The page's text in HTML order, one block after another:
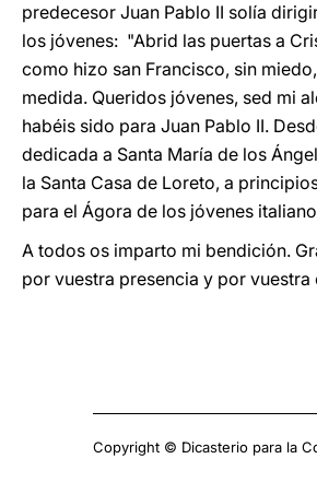
predecesor Juan Pablo II solía
los jóvenes: "Abrid las puertas a
como hizo san Francisco, sin
medida. Queridos jóvenes, sed mi
habéis sido para Juan Pablo II.
dedicada a Santa María de los
la Santa Casa de Loreto, a
para el Ágora de los jóvenes
A todos os imparto mi bendición.
por vuestra presencia y por vuestra
Copyright © Dicasterio para la